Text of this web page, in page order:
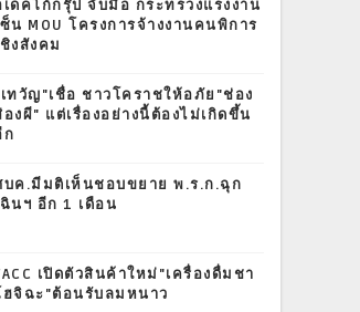
เด็คโก้กรุ๊ป จับมือ กระทรวงแรงงาน
ซ็น MOU โครงการจ้างงานคนพิการ
ชิงสังคม
ทวัญ"เชื่อ ชาวโคราชให้อภัย"ช่อง
องผี" แต่เรื่องอย่างนี้ต้องไม่เกิดขึ้น
ก
บค.มีมติเห็นชอบขยาย พ.ร.ก.ฉุก
ฉินฯ อีก 1 เดือน
เปิดตัวสินค้าใหม่"เครื่องดื่มชา
ฮจิฉะ"ต้อนรับลมหนาว